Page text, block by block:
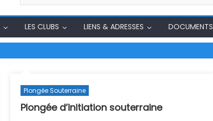
LES CLUBS LIENS & ADRESSES DOCUMENTS
Plongée Souterraine
Plongée d’initiation souterraine